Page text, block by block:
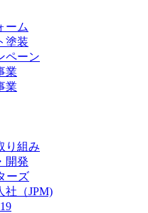
ーム
塗装
ペーン
業
業
り組み
開発
ーズ
社（JPM)